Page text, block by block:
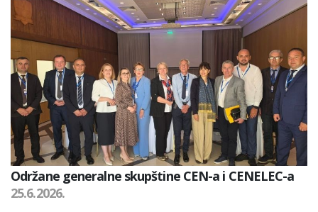
Održane generalne skupštine CEN-a i CENELEC-a
25.6.2026.